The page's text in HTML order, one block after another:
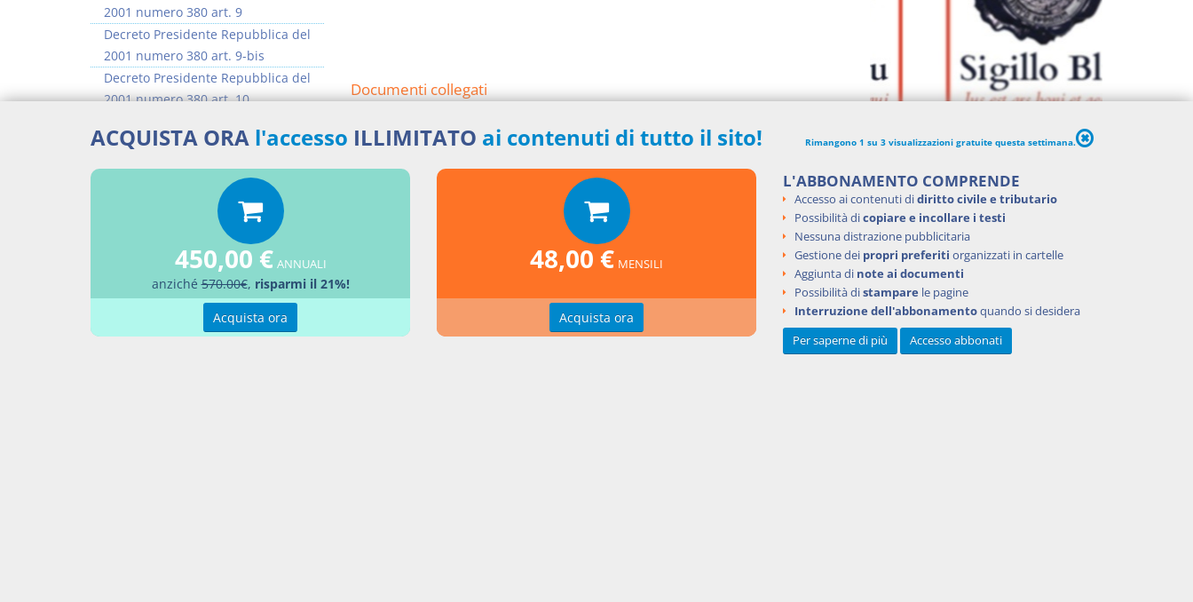
Documenti collegati
Decreto Presidente Repubblica del 2001 numero 380
Decreto Presidente Repubblica 2001
2001 numero 380 art. 9
Decreto Presidente Repubblica del
2001 numero 380 art. 9-bis
Decreto Presidente Repubblica del
2001 numero 380 art. 10
2001 numero 380 art. 11
>> Vai all'argomento completo
ACQUISTA ORA l'accesso ILLIMITATO ai contenuti di tutto il sito! Rimangono 1 su 3 visualizzazioni gratuite questa settimana.
450,00 € ANNUALI
anziché570.00€, risparmi il 21%!
Acquista ora
48,00 € MENSILI
Acquista ora
L'ABBONAMENTO COMPRENDE
Accesso ai contenuti didiritto civile e tributario
Possibilità dicopiare e incollare i testi
Nessuna distrazione pubblicitaria
Gestione dei propri preferiti organizzati in cartelle
Aggiunta di note ai documenti
Possibilità distampare le pagine
Interruzione dell'abbonamentoquando si desidera
Per saperne di più
Accesso abbonati